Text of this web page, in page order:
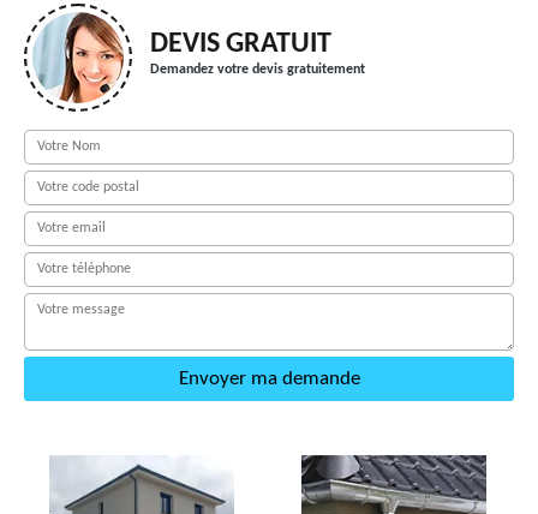
DEVIS GRATUIT
Demandez votre devis gratuitement